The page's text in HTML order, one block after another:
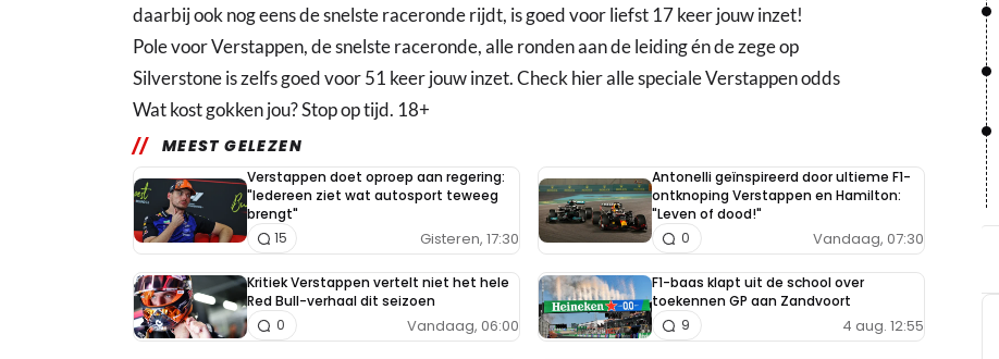
daarbij ook nog eens de snelste raceronde rijdt, is goed voor liefst 17 keer jouw inzet!
Pole voor Verstappen, de snelste raceronde, alle ronden aan de leiding én de zege op
Silverstone is zelfs goed voor 51 keer jouw inzet. Check hier alle speciale Verstappen odds
Wat kost gokken jou? Stop op tijd. 18+
MEEST GELEZEN
Verstappen doet oproep aan regering:
"Iedereen ziet wat autosport teweeg
brengt"
Gisteren, 17:30
15
Antonelli geïnspireerd door ultieme F1-
ontknoping Verstappen en Hamilton:
"Leven of dood!"
Vandaag, 07:30
0
Kritiek Verstappen vertelt niet het hele
Red Bull-verhaal dit seizoen
Vandaag, 06:00
0
F1-baas klapt uit de school over
toekennen GP aan Zandvoort
4 aug. 12:55
9